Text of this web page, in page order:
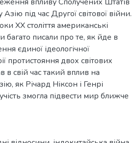
під час Другої світової війни.
XX століття американські
багато писали про те, як йде в
єдиної ідеологічної
протистояння двох світових
в свій час такий вплив на
як Річард Ніксон і Генрі
змогла підвести мир ближче